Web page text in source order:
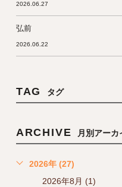
2026.06.27
弘前
2026.06.22
TAG タグ
ARCHIVE 月別アーカ
2026年 (27)
2026年8月 (1)